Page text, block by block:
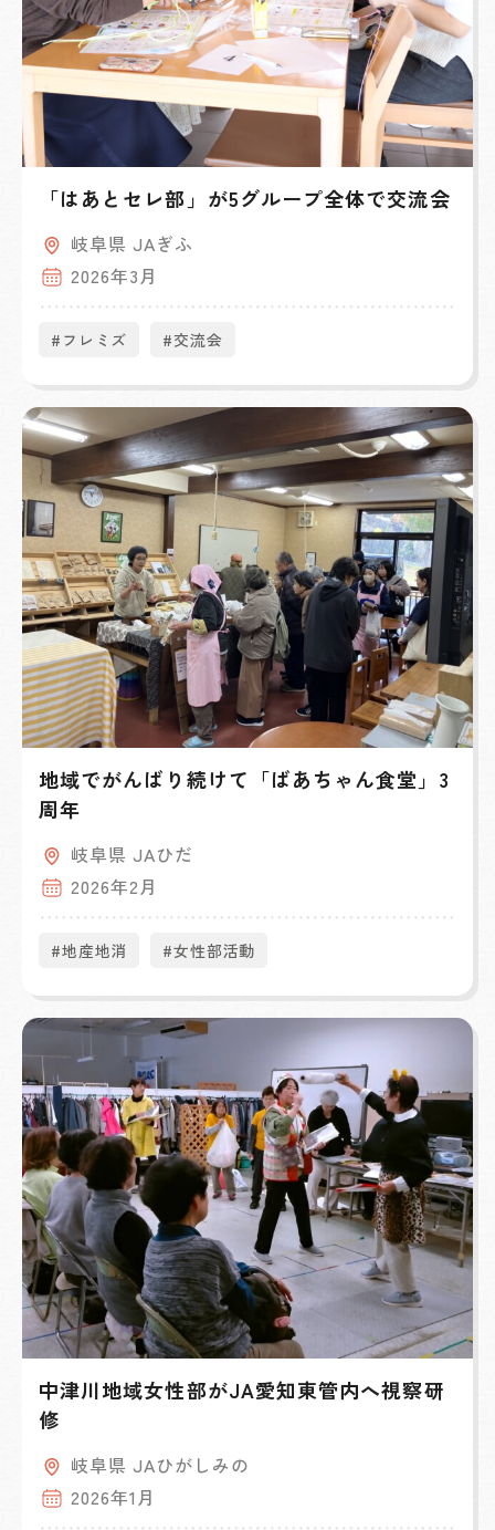
「はあとセレ部」が5グループ全体で交流会
岐阜県 JAぎふ
2026年3月
#フレミズ #交流会
地域でがんばり続けて「ばあちゃん食堂」3
周年
岐阜県 JAひだ
2026年2月
#地産地消 #女性部活動
中津川地域女性部がJA愛知東管内へ視察研
修
岐阜県 JAひがしみの
2026年1月